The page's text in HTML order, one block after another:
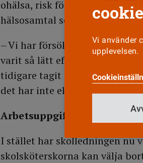
ohälsa, risk för
hälsosamtal som de har rätt
– Vi har försökt att omfördela
varit så lätt eftersom alla
tidigare tagit in extrapersonal
det har inte ekonomin tillåtit
Arbetsuppgifter väljs bort
I stället har skolledningen nu
skolsköterskorna kan välja
Vi använder
upplevelsen.